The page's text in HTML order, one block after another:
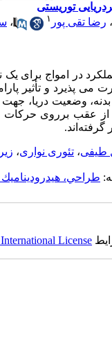
توریستی
، رضا تقی پور ۱ ،
در امواج برای یک
پذیرد و تأثیر
وضعیت دریا،
از عقب برروی
طیفی، تئوری نواری،
طراحي،
License